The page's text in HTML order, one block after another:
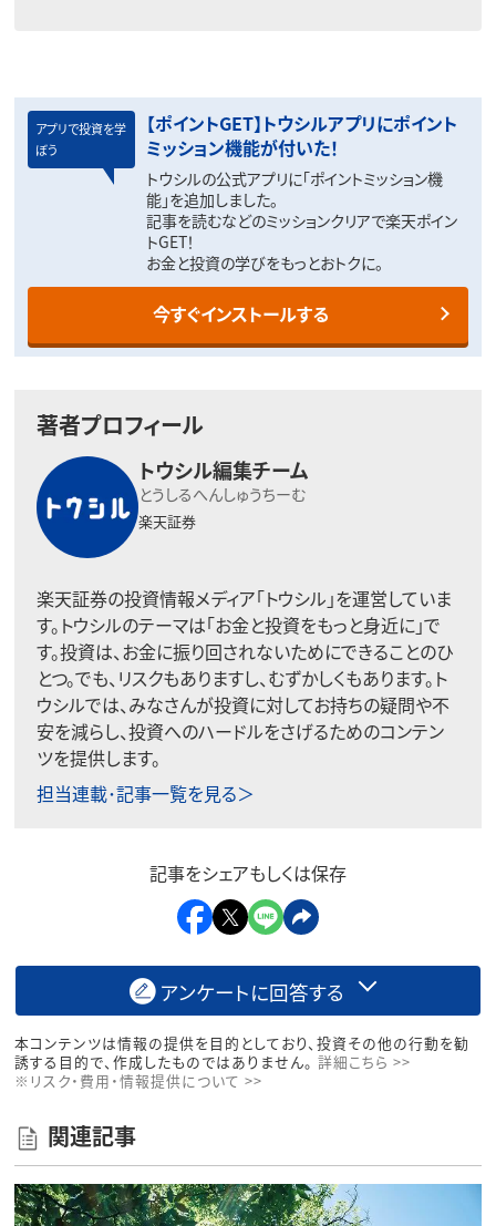
アプリで投資を学
ぼう
【ポイントGET】トウシルアプリにポイント
ミッション機能が付いた！
トウシルの公式アプリに「ポイントミッション機
能」を追加しました。
記事を読むなどのミッションクリアで楽天ポイン
トGET！
お金と投資の学びをもっとおトクに。
今すぐインストールする
著者プロフィール
トウシル編集チーム
とうしるへんしゅうちーむ
楽天証券
楽天証券の投資情報メディア「トウシル」を運営していま
す。トウシルのテーマは「お金と投資をもっと身近に」で
す。投資は、お金に振り回されないためにできることのひ
とつ。でも、リスクもありますし、むずかしくもあります。ト
ウシルでは、みなさんが投資に対してお持ちの疑問や不
安を減らし、投資へのハードルをさげるためのコンテン
ツを提供します。
担当連載･記事一覧を見る＞
記事をシェアもしくは保存
アンケートに回答する
本コンテンツは情報の提供を目的としており、投資その他の行動を勧
誘する目的で、作成したものではありません。 詳細こちら >>
※リスク・費用・情報提供について >>
関連記事